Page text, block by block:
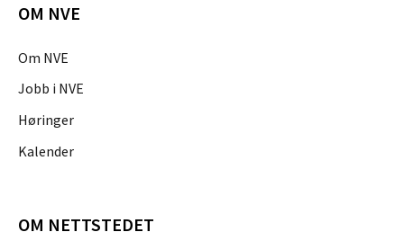
OM NVE
Om NVE
Jobb i NVE
Høringer
Kalender
OM NETTSTEDET